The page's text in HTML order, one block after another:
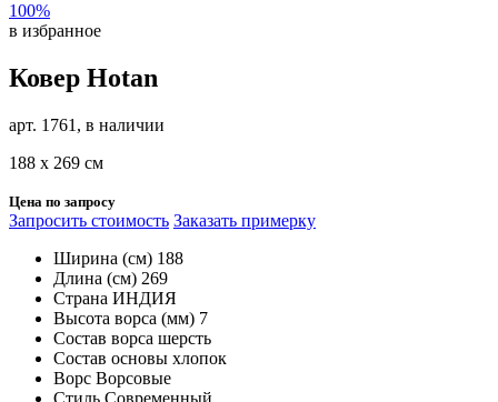
100%
в избранное
Ковер Hotan
арт. 1761, в наличии
188 х 269 см
Цена по запросу
Запросить стоимость Заказать примерку
Ширина (см) 188
Длина (см) 269
Страна ИНДИЯ
Высота ворса (мм) 7
Состав ворса шерсть
Состав основы хлопок
Ворс Ворсовые
Стиль Современный